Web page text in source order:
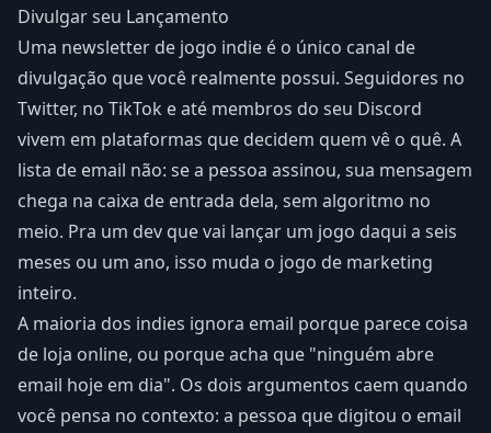
Divulgar seu Lançamento
Uma newsletter de jogo indie é o único canal de
divulgação que você realmente possui. Seguidores no
Twitter, no TikTok e até membros do seu Discord
vivem em plataformas que decidem quem vê o quê. A
lista de email não: se a pessoa assinou, sua mensagem
chega na caixa de entrada dela, sem algoritmo no
meio. Pra um dev que vai lançar um jogo daqui a seis
meses ou um ano, isso muda o jogo de marketing
inteiro.
A maioria dos indies ignora email porque parece coisa
de loja online, ou porque acha que "ninguém abre
email hoje em dia". Os dois argumentos caem quando
você pensa no contexto: a pessoa que digitou o email